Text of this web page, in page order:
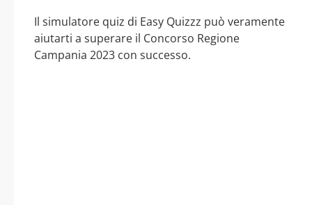
Il simulatore quiz di Easy Quizzz può veramente
aiutarti a superare il Concorso Regione
Campania 2023 con successo.